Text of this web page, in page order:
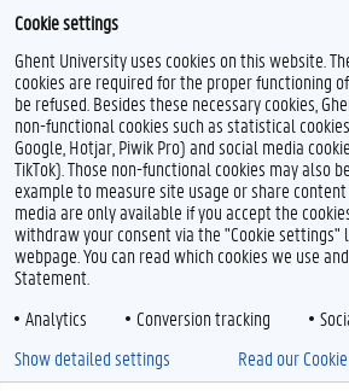
Feedback
Privacy
Disclaimer
Toegankelijkheid
© 2026 Universiteit Gent
Cookie settings
Ghent University uses cookies on this website.
cookies are required for the proper functioning
be refused. Besides these necessary cookies,
non-functional cookies such as statistical
Google, Hotjar, Piwik Pro) and social media
TikTok). Those non-functional cookies may also
example to measure site usage or share
media are only available if you accept the
withdraw your consent via the "Cookie
webpage. You can read which cookies we use
Statement.
Analytics
Conversion tracking
Show detailed settings
Read our